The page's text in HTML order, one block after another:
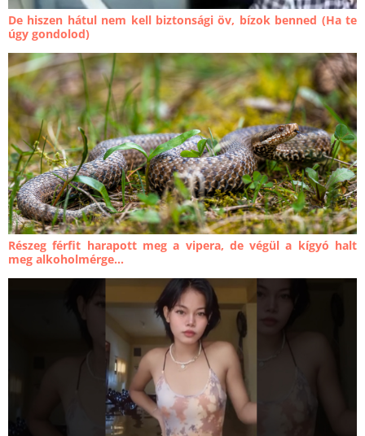
De hiszen hátul nem kell biztonsági öv, bízok benned (Ha te
úgy gondolod)
Részeg férfit harapott meg a vipera, de végül a kígyó halt
meg alkoholmérge...